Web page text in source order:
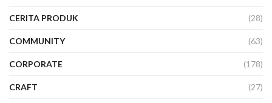
CERITA PRODUK (28)
COMMUNITY (63)
CORPORATE (178)
CRAFT (27)